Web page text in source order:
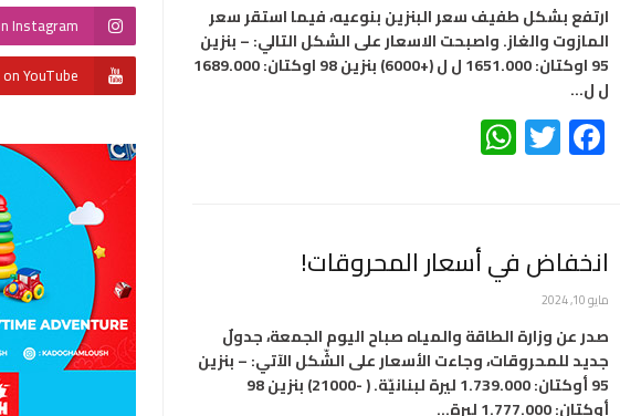
ارتفع بشكل طفيف سعر البنزين بنوعيه، فيما استقر سعر
المازوت والغاز. واصبحت الاسعار على الشكل التالي: – بنزين
95 اوكتان: 1651.000 ل ل (+6000) بنزين 98 اوكتان: 1689.000
ل ل…
Facebook
Twitter
انخفاض في أسعار المحروقات!
مايو 10, 2024
صدر عن وزارة الطاقة والمياه صباح اليوم الجمعة، جدولٌ
جديد للمحروقات، وجاءت الأسعار على الشّكل الآتي: – بنزين
95 أوكتان: 1.739.000 ليرة لبنانيّة. ( -21000) بنزين 98
أوكتان: 1.777.000 ليرة…
Instagram
YouTube